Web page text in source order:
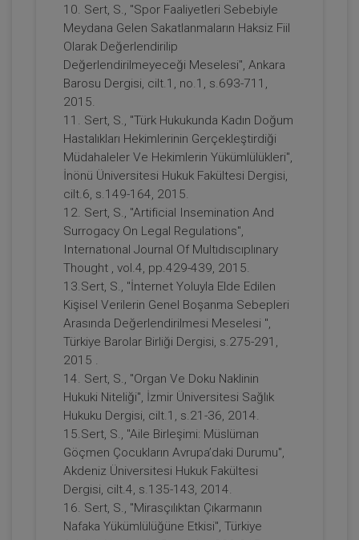
Kongresi - I. Oturum
360 TL Sepete Ekle
Tüketici Hukuku Enstitüsü
Bilişim ve E-Ticaret Sektöründe Tüketici
Hukuku ve Uygulamaları - 11. Tüketici
Hukuku Kongresi - II. Oturum
360 TL Sepete Ekle
Doç. Dr. Selin Sert SÜTÇÜ
10. Sert, S., "Spor Faaliyetleri Sebebiyle
Meydana Gelen Sakatlanmaların Haksiz Fiil
Olarak Değerlendirilip
Değerlendirilmeyeceği Meselesi", Ankara
Barosu Dergisi, cilt.1, no.1, s.693-711,
2015.
11. Sert, S., "Türk Hukukunda Kadın Doğum
Hastalıkları Hekimlerinin Gerçekleştirdiği
Müdahaleler Ve Hekimlerin Yükümlülükleri",
İnönü Üniversitesi Hukuk Fakültesi Dergisi,
cilt.6, s.149-164, 2015.
12. Sert, S., "Artificial Insemination And
Surrogacy On Legal Regulations",
Internatıonal Journal Of Multıdıscıplınary
Thought , vol.4, pp.429-439, 2015.
13.Sert, S., "İnternet Yoluyla Elde Edilen
Kişisel Verilerin Genel Boşanma Sebepleri
Arasında Değerlendirilmesi Meselesi ",
Türkiye Barolar Birliği Dergisi, s.275-291,
2015 .
14. Sert, S., "Organ Ve Doku Naklinin
Hukuki Niteliği", İzmir Üniversitesi Sağlık
Hukuku Dergisi, cilt.1, s.21-36, 2014.
15.Sert, S., "Aile Birleşimi: Müslüman
Göçmen Çocukların Avrupa’daki Durumu",
Akdeniz Üniversitesi Hukuk Fakültesi
Dergisi, cilt.4, s.135-143, 2014.
16. Sert, S., "Mirasçılıktan Çıkarmanın
Nafaka Yükümlülüğüne Etkisi", Türkiye